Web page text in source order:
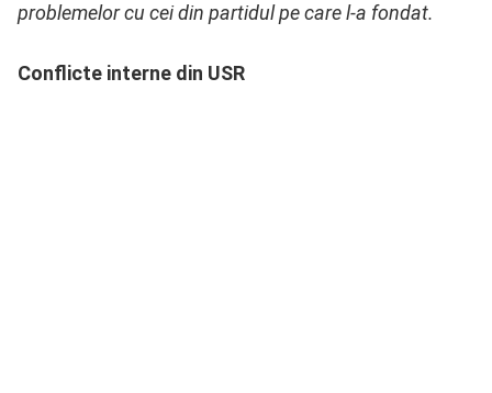
problemelor cu cei din partidul pe care l-a fondat.
Conflicte interne din USR